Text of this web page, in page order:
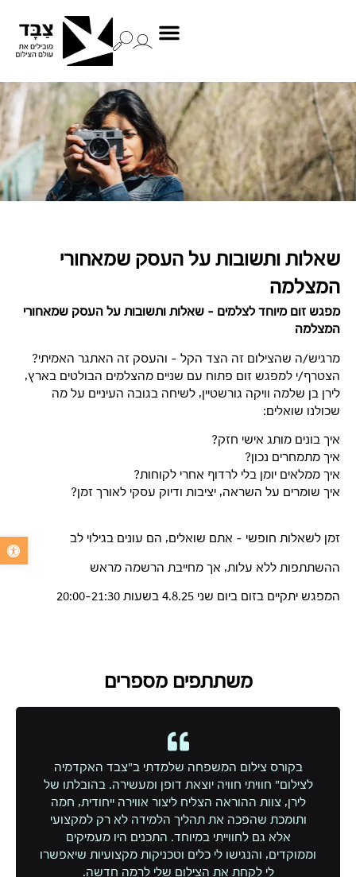
פתח סרגל
שאלות ותשובות על העסק שמאחורי
המצלמה
מפגש זום מיוחד לצלמים – שאלות ותשובות על העסק שמאחורי
המצלמה
מרגיש/ה שהצילום זה הצד הקל – והעסק זה האתגר האמיתי?
הצטרף/י למפגש זום פתוח עם שניים מהצלמים הבולטים בארץ,
לירן בן שלמה וויקה גורשטיין, לשיחה בגובה העיניים על מה
שכולנו שואלים:
איך בונים מותג אישי חזק?
איך מתמחרים נכון?
איך ממלאים יומן בלי לרדוף אחרי לקוחות?
איך שומרים על השראה, יציבות ודיוק עסקי לאורך זמן?
זמן לשאלות חופשי – אתם שואלים, הם עונים בגילוי לב
ההשתתפות ללא עלות, אך מחייבת הרשמה מראש
המפגש יתקיים בזום ביום שני 4.8.25 בשעות 20:00-21:30
משתתפים מספרים
בקורס צילום המשפחה שלמדתי ב”צבד האקדמיה
לצילום” חוויתי חוויה יוצאת דופן ומעשירה. בהובלתו של
לירן, צוות ההוראה הצליח ליצור אווירה ייחודית, חמה
ותומכת שהפכה את תהליך הלמידה לא רק למקצועי
אלא גם לחווייתי במיוחד. התכנים היו מעמיקים
וממוקדים, והנגישו לי כלים וטכניקות מקצועיות שיאפשרו
לי לקחת את הצילום שלי לרמה חדשה.